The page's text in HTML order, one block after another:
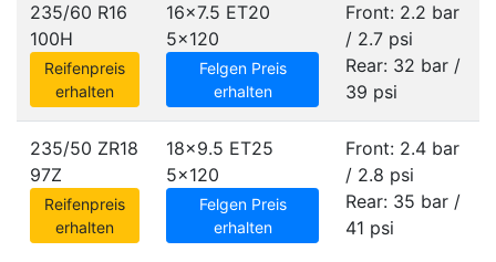
235/60 R16
100H
Reifenpreis
erhalten
16x7.5 ET20
5x120
Felgen Preis
erhalten
Front: 2.2 bar
/ 2.7 psi
Rear: 32 bar /
39 psi
235/50 ZR18
97Z
Reifenpreis
erhalten
18x9.5 ET25
5x120
Felgen Preis
erhalten
Front: 2.4 bar
/ 2.8 psi
Rear: 35 bar /
41 psi